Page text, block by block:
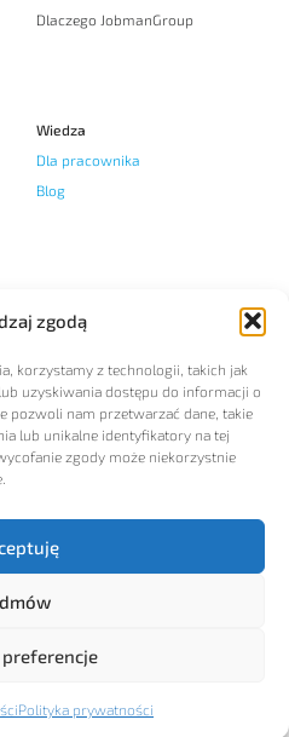
zgodą
korzystamy z technologii, takich jak
uzyskiwania dostępu do informacji o
pozwoli nam przetwarzać dane, takie
lub unikalne identyfikatory na tej
zgody może niekorzystnie
Polityka prywatności
Dlaczego JobmanGroup
Wiedza
Dla pracownika
Blog
| Agencja digital:hauerpower